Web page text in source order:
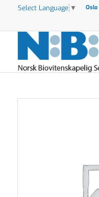
Select Language ▼ Oslo